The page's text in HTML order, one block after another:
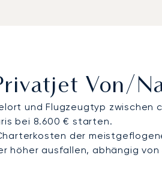
Von/
und Flugzeugtyp zwischen
bei 8.600 € starten.
der
höher ausfallen, abhängig